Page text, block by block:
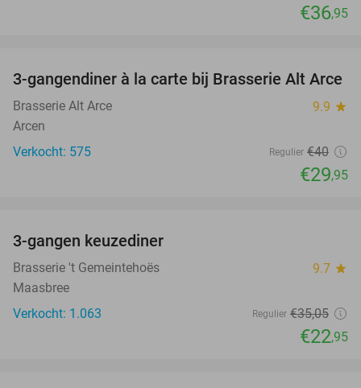
€36,95
25%
3-gangendiner à la carte bij Brasserie Alt Arce
Brasserie Alt Arce 9.9 star
Arcen
Verkocht: 575
Regulier €40
€29,95
3-gangen keuzediner
Brasserie 't Gemeintehoës 9.7 star
Maasbree
Verkocht: 1.063
Regulier €35,05
€22,95